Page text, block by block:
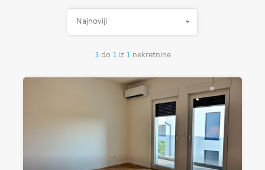
1 do 1 iz 1 nekretnine
Najnoviji